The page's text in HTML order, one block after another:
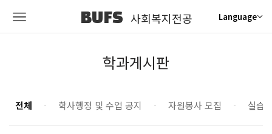
BUFS 사회복지전공 Language
학과게시판
전체 학사행정 및 수업 공지 자원봉사 모집 실습